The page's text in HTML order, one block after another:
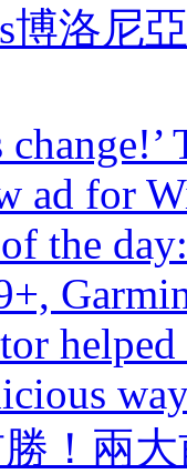
洛尼亞
ad for
the
！兩